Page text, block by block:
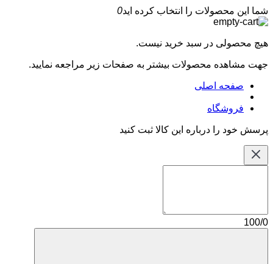
شما این محصولات را انتخاب کرده اید0
هیچ محصولی در سبد خرید نیست.
جهت مشاهده محصولات بیشتر به صفحات زیر مراجعه نمایید.
صفحه اصلی
فروشگاه
پرسش خود را درباره این کالا ثبت کنید
100/0